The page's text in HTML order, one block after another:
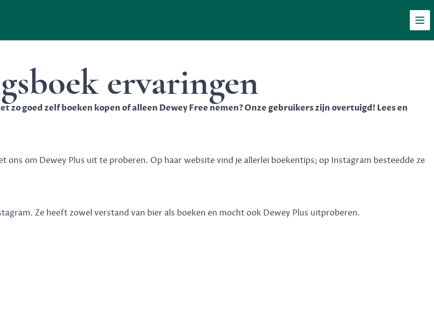
ervaringen
zo goed zelf boeken kopen of alleen Dewey Free nemen? Onze gebruikers zijn overtuigd! Lees en
ons om Dewey Plus uit te proberen. Op haar website vind je allerlei boekentips; op Instagram besteedde ze
. Ze heeft zowel verstand van bier als boeken en mocht ook Dewey Plus uitproberen.